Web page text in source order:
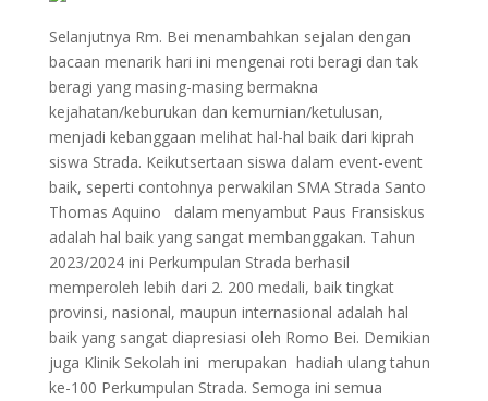
Selanjutnya Rm. Bei menambahkan sejalan dengan
bacaan menarik hari ini mengenai roti beragi dan tak
beragi yang masing-masing bermakna
kejahatan/keburukan dan kemurnian/ketulusan,
menjadi kebanggaan melihat hal-hal baik dari kiprah
siswa Strada. Keikutsertaan siswa dalam event-event
baik, seperti contohnya perwakilan SMA Strada Santo
Thomas Aquino dalam menyambut Paus Fransiskus
adalah hal baik yang sangat membanggakan. Tahun
2023/2024 ini Perkumpulan Strada berhasil
memperoleh lebih dari 2. 200 medali, baik tingkat
provinsi, nasional, maupun internasional adalah hal
baik yang sangat diapresiasi oleh Romo Bei. Demikian
juga Klinik Sekolah ini merupakan hadiah ulang tahun
ke-100 Perkumpulan Strada. Semoga ini semua